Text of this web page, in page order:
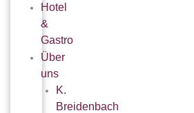
Hotel
&
Gastro
Über
uns
K.
Breidenbach